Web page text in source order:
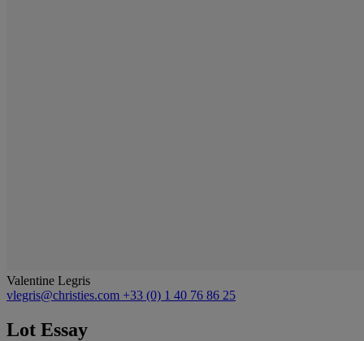
Valentine Legris
vlegris@christies.com +33 (0) 1 40 76 86 25
Lot Essay